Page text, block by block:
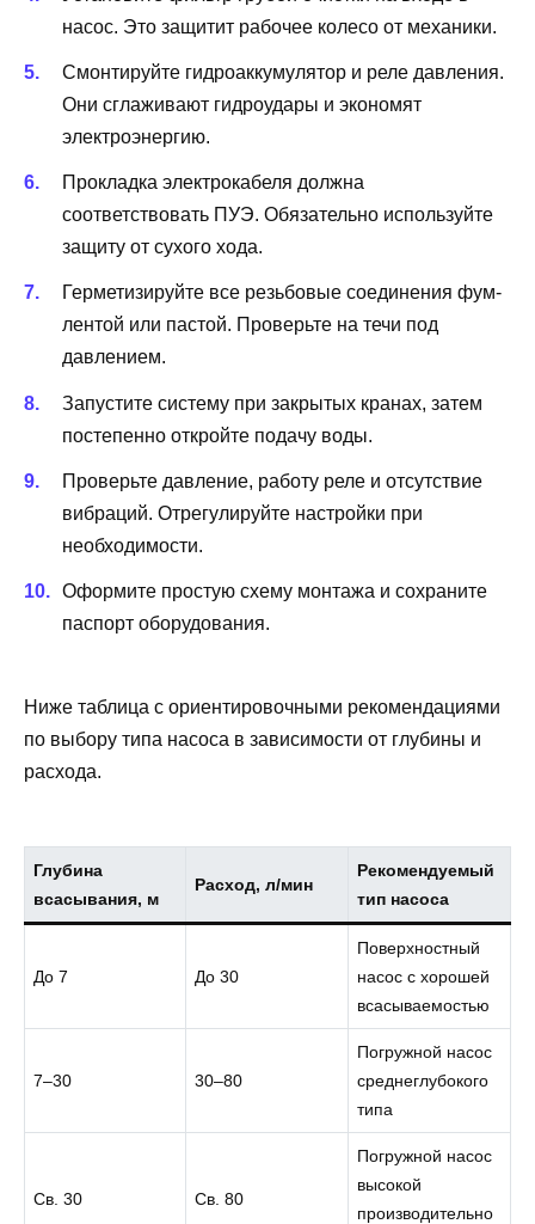
насос. Это защитит рабочее колесо от механики.
Смонтируйте гидроаккумулятор и реле давления.
Они сглаживают гидроудары и экономят
электроэнергию.
Прокладка электрокабеля должна
соответствовать ПУЭ. Обязательно используйте
защиту от сухого хода.
Герметизируйте все резьбовые соединения фум-
лентой или пастой. Проверьте на течи под
давлением.
Запустите систему при закрытых кранах, затем
постепенно откройте подачу воды.
Проверьте давление, работу реле и отсутствие
вибраций. Отрегулируйте настройки при
необходимости.
Оформите простую схему монтажа и сохраните
паспорт оборудования.
Ниже таблица с ориентировочными рекомендациями
по выбору типа насоса в зависимости от глубины и
расхода.
Глубина
всасывания, м
Расход, л/мин
Рекомендуемый
тип насоса
До 7 До 30
Поверхностный
насос с хорошей
всасываемостью
7–30 30–80
Погружной насос
среднеглубокого
типа
Св. 30 Св. 80
Погружной насос
высокой
производительно